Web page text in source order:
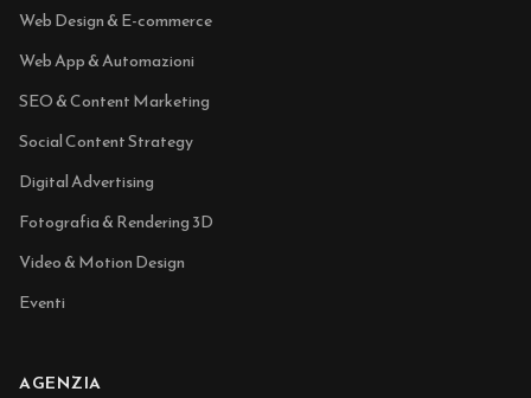
Web Design & E-commerce
Web App & Automazioni
SEO & Content Marketing
Social Content Strategy
Digital Advertising
Fotografia & Rendering 3D
Video & Motion Design
Eventi
AGENZIA